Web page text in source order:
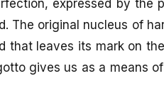
expressed by the
The original nucleus of
that leaves its mark on
gives us as a means